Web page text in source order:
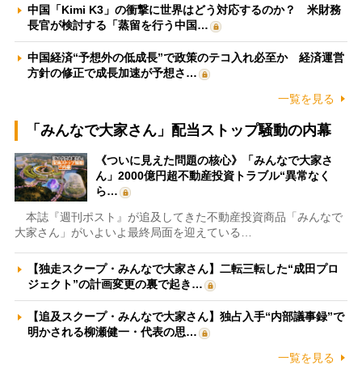
中国「Kimi K3」の衝撃に世界はどう対応するのか？ 米財務
長官が検討する「蒸留を行う中国…
中国経済“予想外の低成長”で政策のテコ入れ必至か 経済運営
方針の修正で成長加速が予想さ…
一覧を見る
「みんなで大家さん」配当ストップ騒動の内幕
《ついに見えた問題の核心》「みんなで大家さ
ん」2000億円超不動産投資トラブル“異常なく
ら…
本誌『週刊ポスト』が追及してきた不動産投資商品「みんなで
大家さん」がいよいよ最終局面を迎えている…
【独走スクープ・みんなで大家さん】二転三転した“成田プロ
ジェクト”の計画変更の裏で起き…
【追及スクープ・みんなで大家さん】独占入手“内部議事録”で
明かされる柳瀬健一・代表の思…
一覧を見る